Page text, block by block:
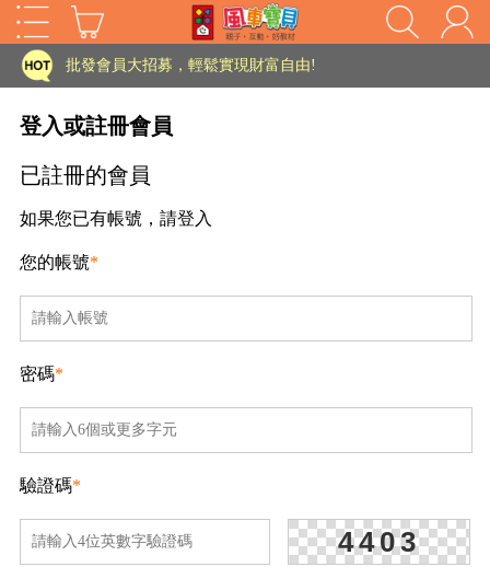
家長樂了!「風車書版集團暨FOOD超人企業總部」目前正興建中!
批發會員大招募，輕鬆實現財富自由!
登入或註冊會員
已註冊的會員
如果您已有帳號，請登入
您的帳號*
密碼*
驗證碼*
4403